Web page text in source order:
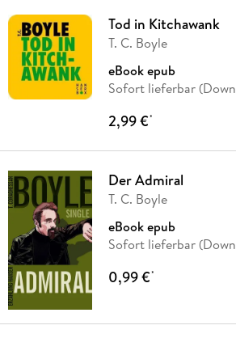
Tod in Kitchawank
T. C. Boyle
eBook epub
Sofort lieferbar
2,99 €*
Der Admiral
T. C. Boyle
eBook epub
Sofort lieferbar
0,99 €*